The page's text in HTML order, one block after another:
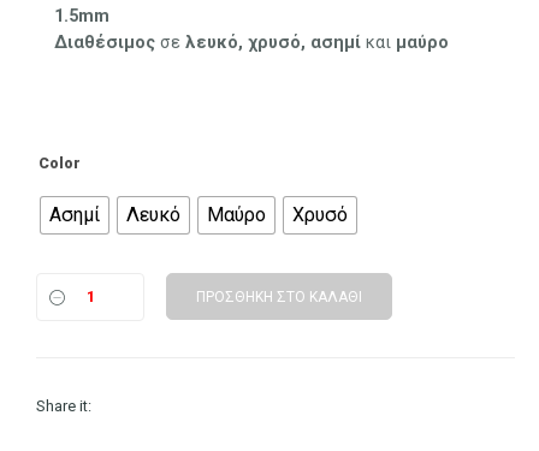
1.5mm
Διαθέσιμος σελευκό, χρυσό, ασημίκαι μαύρο
Color
Ασημί Λευκό Μαύρο Χρυσό
ΠΡΟΣΘΉΚΗ ΣΤΟ ΚΑΛΆΘΙ
Share it: